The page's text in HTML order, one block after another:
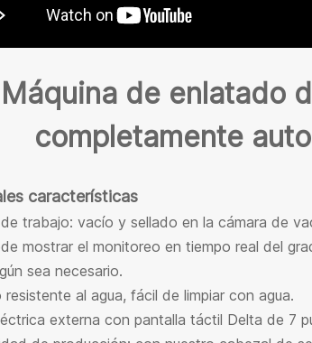
Máquina de enlatado
completamente
características
trabajo: vacío y sellado en la cámara de
mostrar el monitoreo en tiempo real del
sea necesario.
al agua, fácil de limpiar con agua.
externa con pantalla táctil Delta de 7